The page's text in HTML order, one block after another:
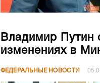
Владимир Путин
изменениях в
ФЕДЕРАЛЬНЫЕ НОВОСТИ